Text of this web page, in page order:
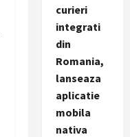
curieri
integrati
din
Romania,
lanseaza
aplicatie
mobila
nativa